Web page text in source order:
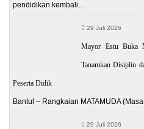
pendidikan kembali…
29 Juli 2026
Mayor Estu Buka
Tanamkan Disiplin
Peserta Didik
Bantul – Rangkaian MATAMUDA
29 Juli 2026